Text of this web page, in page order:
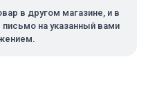
в другом магазине, и в
письмо на указанный вами